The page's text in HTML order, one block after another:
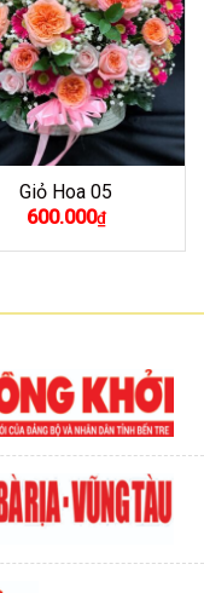
Giỏ Hoa 05
600.000₫